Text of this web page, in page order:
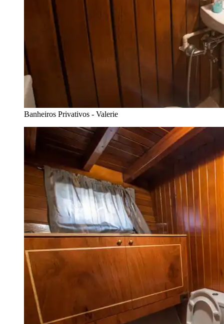
Banheiros Privativos - Valerie